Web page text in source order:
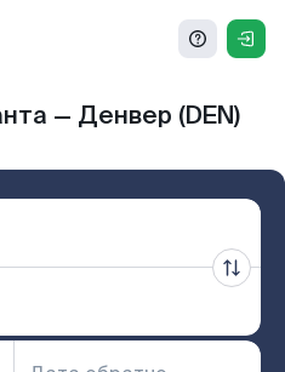
— Денвер (DEN)